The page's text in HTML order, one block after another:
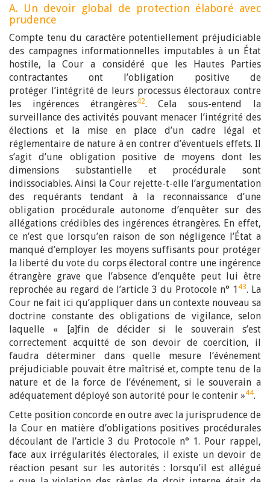
A. Un devoir global de protection élaboré avec
prudence
Compte tenu du caractère potentiellement préjudiciable
des campagnes informationnelles imputables à un État
hostile, la Cour a considéré que les Hautes Parties
contractantes ont l’obligation positive de
protéger l’intégrité de leurs processus électoraux contre
les ingérences étrangères42. Cela sous-entend la
surveillance des activités pouvant menacer l’intégrité des
élections et la mise en place d’un cadre légal et
réglementaire de nature à en contrer d’éventuels effets. Il
s’agit d’une obligation positive de moyens dont les
dimensions substantielle et procédurale sont
indissociables. Ainsi la Cour rejette-t-elle l’argumentation
des requérants tendant à la reconnaissance d’une
obligation procédurale autonome d’enquêter sur des
allégations crédibles des ingérences étrangères. En effet,
ce n’est que lorsqu’en raison de son négligence l’État a
manqué d’employer les moyens suffisants pour protéger
la liberté du vote du corps électoral contre une ingérence
étrangère grave que l’absence d’enquête peut lui être
reprochée au regard de l’article 3 du Protocole n° 1 43. La
Cour ne fait ici qu’appliquer dans un contexte nouveau sa
doctrine constante des obligations de vigilance, selon
laquelle « [a]fin de décider si le souverain s’est
correctement acquitté de son devoir de coercition, il
faudra déterminer dans quelle mesure l’événement
préjudiciable pouvait être maîtrisé et, compte tenu de la
nature et de la force de l’événement, si le souverain a
adéquatement déployé son autorité pour le contenir »44.
Cette position concorde en outre avec la jurisprudence de
la Cour en matière d’obligations positives procédurales
découlant de l’article 3 du Protocole n° 1. Pour rappel,
face aux irrégularités électorales, il existe un devoir de
réaction pesant sur les autorités : lorsqu’il est allégué